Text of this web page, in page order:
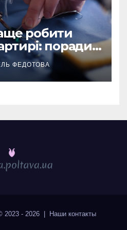
робити
поради
2026
ФЕДОТОВА
2023 - 2026 | Наши контакты